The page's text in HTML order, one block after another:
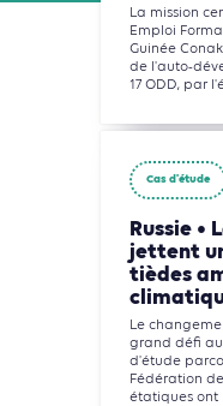
La mission
Emploi
Guinée
de l'auto-
17 ODD, par
Cas d'étude
Russie •
jettent
tièdes
Le
grand défi
d'étude
Fédération
étatiques ont